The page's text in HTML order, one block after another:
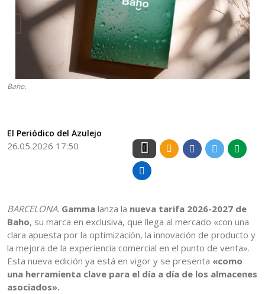
Baho.
El Periódico del Azulejo
26.05.2026 17:50 0
BARCELONA. Gamma lanza la nueva tarifa 2026-2027 de
Baho, su marca en exclusiva, que llega al mercado «con una
clara apuesta por la optimización, la innovación de producto y
la mejora de la experiencia comercial en el punto de venta».
Esta nueva edición ya está en vigor y se presenta «como
una herramienta clave para el día a día de los almacenes
asociados».